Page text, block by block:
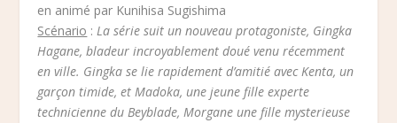
en animé par Kunihisa Sugishima
Scénario :La série suit un nouveau protagoniste, Gingka
Hagane, bladeur incroyablement doué venu récemment
en ville. Gingka se lie rapidement d’amitié avec Kenta, un
garçon timide, et Madoka, une jeune fille experte
technicienne du Beyblade, Morgane une fille mysterieuse